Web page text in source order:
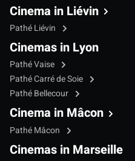
Cinema in Liévin
Pathé Liévin
Cinemas in Lyon
Pathé Vaise
Pathé Carré de Soie
Pathé Bellecour
Cinema in Mâcon
Pathé Mâcon
Cinemas in Marseille